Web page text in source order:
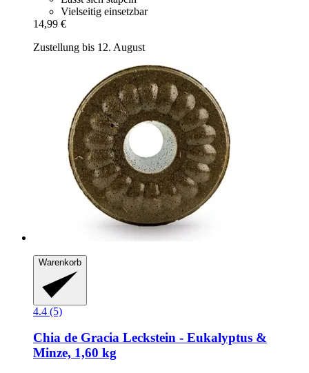
Vielseitig einsetzbar
14,99 €
Zustellung bis 12. August
Warenkorb
4.4 (5)
Chia de Gracia Leckstein -​ Eukalyptus &
Minze, 1,60 kg